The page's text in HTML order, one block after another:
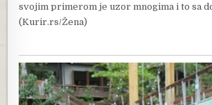
svojim primerom je uzor mnogima i to sa
(Kurir.rs/Žena)